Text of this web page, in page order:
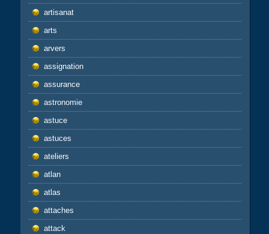
artisanat
arts
arvers
assignation
assurance
astronomie
astuce
astuces
ateliers
atlan
atlas
attaches
attack